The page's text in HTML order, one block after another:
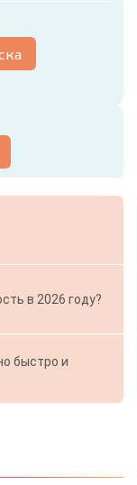
в 2026 году?
быстро и